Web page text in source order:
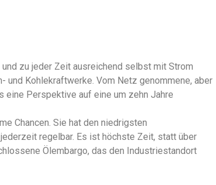
zu jeder Zeit ausreichend selbst mit Strom
und Kohlekraftwerke. Vom Netz genommene, aber
Perspektive auf eine um zehn Jahre
Chancen. Sie hat den niedrigsten
regelbar. Es ist höchste Zeit, statt über
Ölembargo, das den Industriestandort